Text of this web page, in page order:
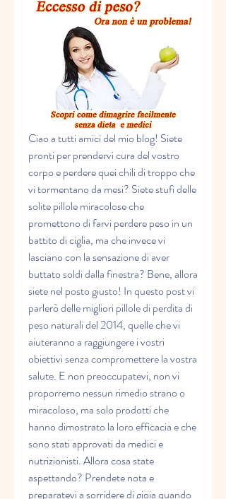
Ciao a tutti amici del mio blog! Siete
pronti per prendervi cura del vostro
corpo e perdere quei chili di troppo che
vi tormentano da mesi? Siete stufi delle
solite pillole miracolose che
promettono di farvi perdere peso in un
battito di ciglia, ma che invece vi
lasciano con la sensazione di aver
buttato soldi dalla finestra? Bene, allora
siete nel posto giusto! In questo post vi
parlerò delle migliori pillole di perdita di
peso naturali del 2014, quelle che vi
aiuteranno a raggiungere i vostri
obiettivi senza compromettere la vostra
salute. E non preoccupatevi, non vi
proporremo nessun rimedio strano o
miracoloso, ma solo prodotti che
hanno dimostrato la loro efficacia e che
sono stati approvati da medici e
nutrizionisti. Allora cosa state
aspettando? Prendete nota e
preparatevi a sorridere di gioia quando